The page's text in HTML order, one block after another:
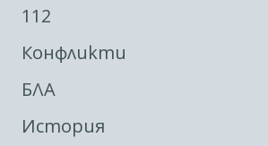
112
Конфликти
БЛА
История